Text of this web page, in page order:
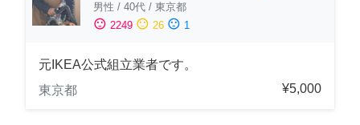
男性 / 40代 / 東京都
sentiment_satisfied 2249 sentiment_neutral 26 sentiment_dissatisfied 1
元IKEA公式組立業者です。
東京都
¥5,000